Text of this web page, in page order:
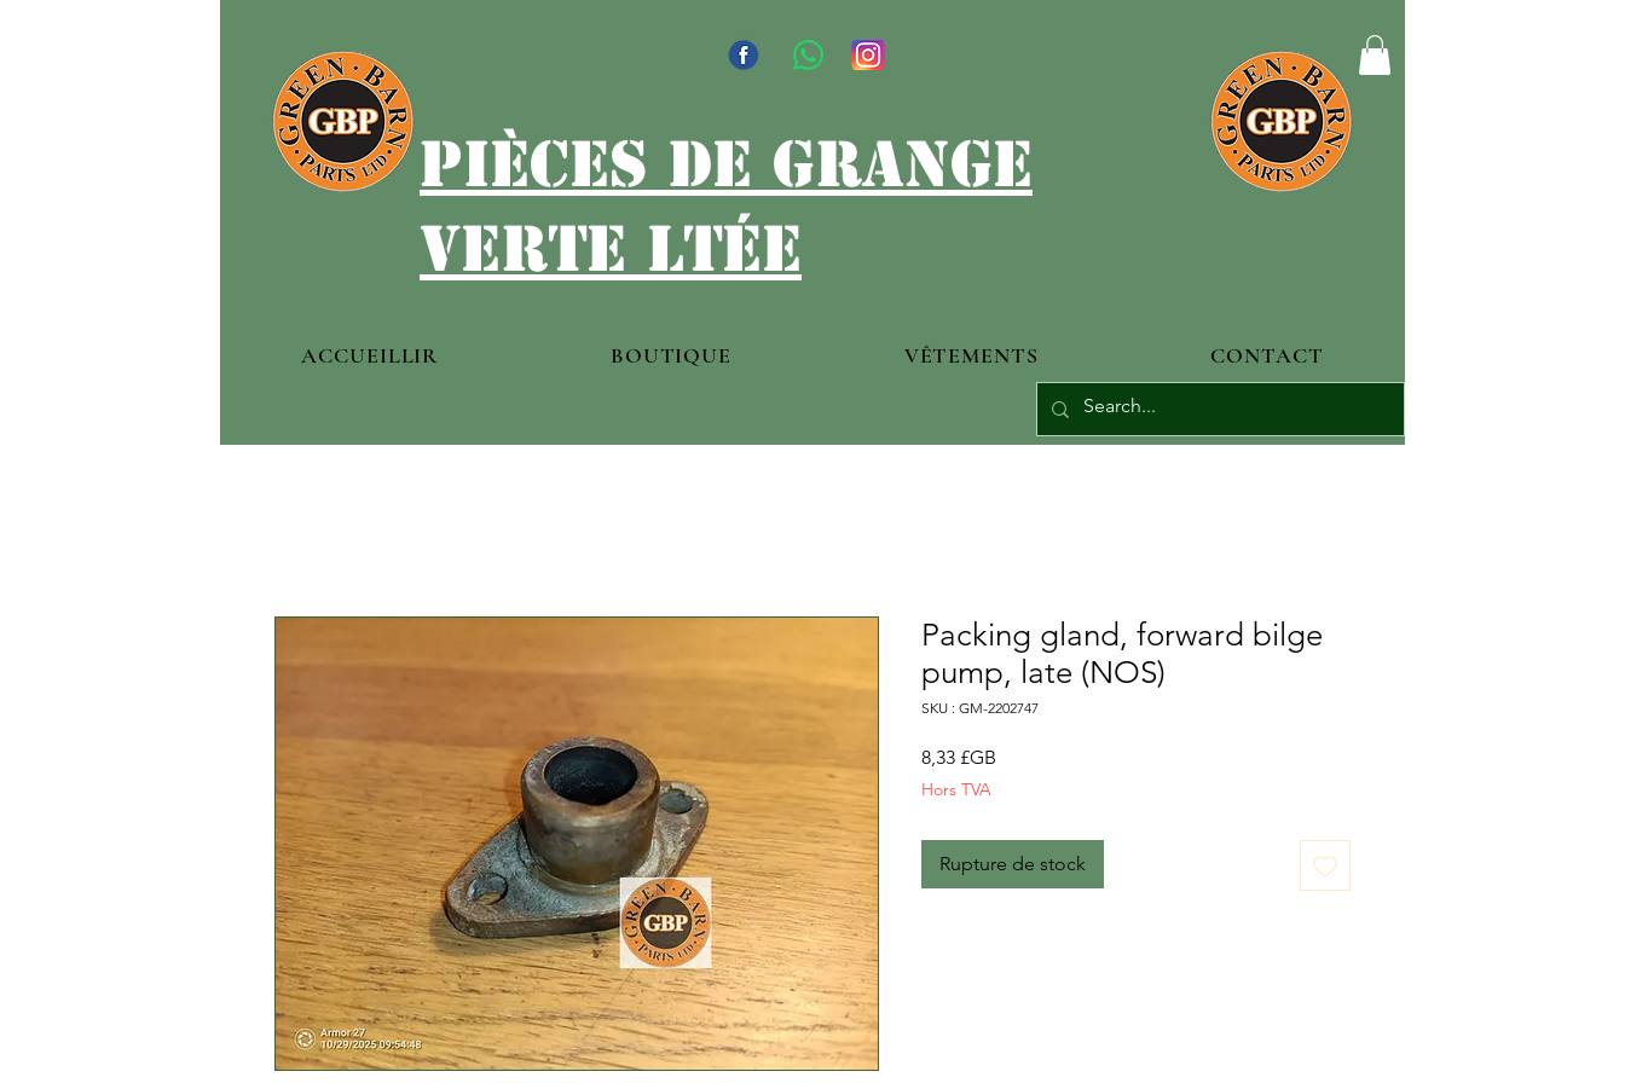
pièces de grange
verte ltée
ACCUEILLIR BOUTIQUE VÊTEMENTS CONTACT
Packing gland, forward bilge
pump, late (NOS)
SKU : GM-2202747
8,33 £GB
Hors TVA
Rupture de stock